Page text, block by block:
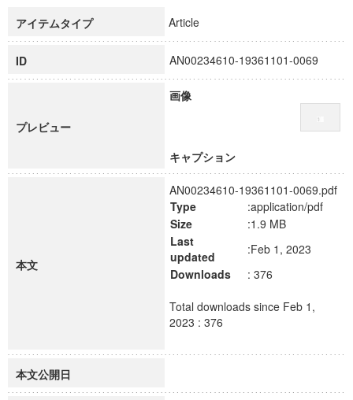
慶應義塾大学グローバルCOEプログラム市民社会ガバナンス
慶應義塾大学グローバルCOEプログラム論理と感性の先端的
博士課程教育リーディングプログラム「超成熟社会発展のサ
学術雑誌掲載論文等(8)
アイテムタイプ Article
ID AN00234610-19361101-0069
プレビュー
画像
キャプション
本文
AN00234610-19361101-0069.pdf
Type
:application/pdf
Size
:1.9 MB
Last
updated
:Feb 1, 2023
Downloads
: 376
Total downloads since Feb 1,
2023 : 376
本文公開日